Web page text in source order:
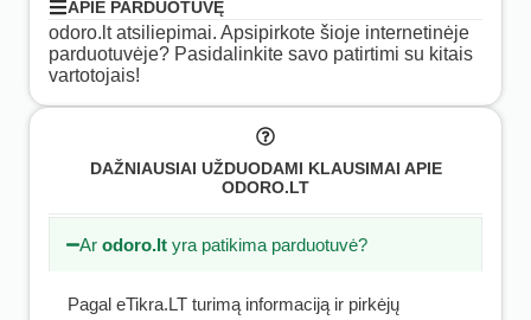
APIE PARDUOTUVĘ
odoro.lt atsiliepimai. Apsipirkote šioje internetinėje
parduotuvėje? Pasidalinkite savo patirtimi su kitais
vartotojais!
DAŽNIAUSIAI UŽDUODAMI KLAUSIMAI APIE
ODORO.LT
Arodoro.lt yra patikima parduotuvė?
Pagal eTikra.LT turimą informaciją ir pirkėjų